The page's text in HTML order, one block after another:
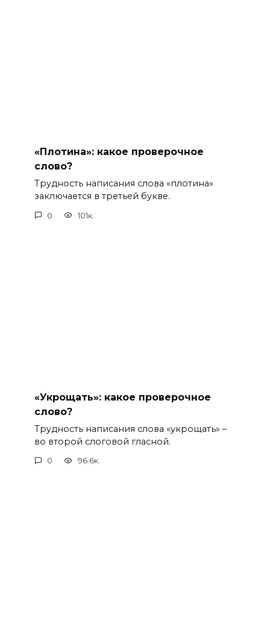
«Плотина»: какое проверочное
слово?
Трудность написания слова «плотина»
заключается в третьей букве.
0 101к.
«Укрощать»: какое проверочное
слово?
Трудность написания слова «укрощать» –
во второй слоговой гласной.
0 96.6к.